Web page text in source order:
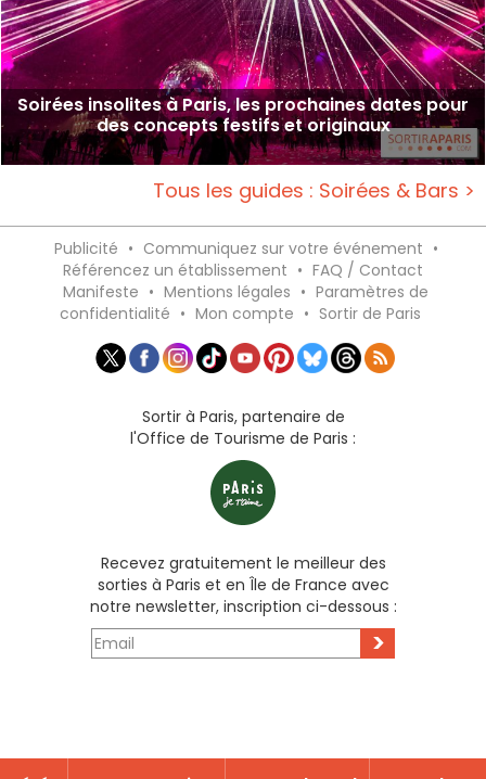
Soirées insolites à Paris, les prochaines dates pour
des concepts festifs et originaux
Tous les guides : Soirées & Bars >
Publicité • Communiquez sur votre événement •
Référencez un établissement • FAQ / Contact
Manifeste • Mentions légales • Paramètres de
confidentialité • Mon compte • Sortir de Paris
Sortir à Paris, partenaire de
l'Office de Tourisme de Paris :
Recevez gratuitement le meilleur des
sorties à Paris et en Île de France avec
notre newsletter, inscription ci-dessous :
>